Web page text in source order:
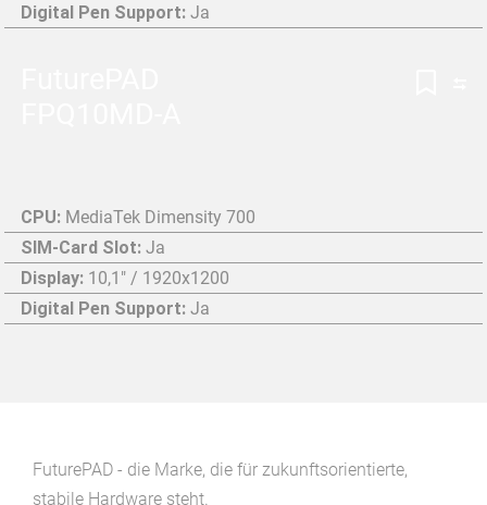
Digital Pen Support: Ja
CPU: MediaTek Dimensity 700
SIM-Card Slot: Ja
Display: 10,1" / 1920x1200
Digital Pen Support: Ja
FuturePAD - die Marke, die für zukunftsorientierte,
stabile Hardware steht.